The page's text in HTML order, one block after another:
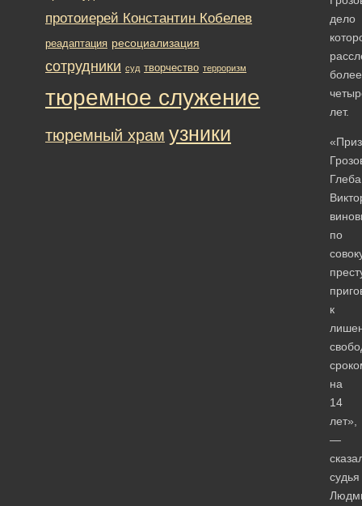
дело
более
лет.
Глеба
по
к
на
14
лет»,
—
судья
протоиерей Константин Кобелев
реадаптация ресоциализация
сотрудники суд творчество терроризм
тюремное служение
тюремный храм узники